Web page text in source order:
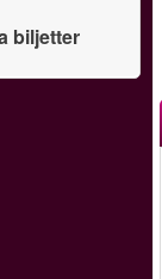
biljetter